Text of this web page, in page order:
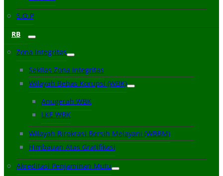
S.O.P
RB
Zona Integritas
Sekilas Zona Integritas
Wilayah Bebas Korupsi (WBK)
Anugerah WBK
LKE WBK
Wilayah Birokrasi Bersih Melayani (WBBM)
Himbauan Atas Gratifikasi
Akreditasi Penjaminan Mutu